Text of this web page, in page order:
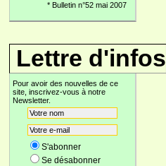
* Bulletin n°52 mai 2007
Lettre d'infos
Pour avoir des nouvelles de ce
site, inscrivez-vous à notre
Newsletter.
S'abonner
Se désabonner